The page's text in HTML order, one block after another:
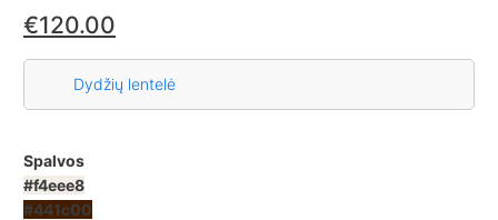
€120.00
Dydžių lentelė
Spalvos
#f4eee8
#441c00